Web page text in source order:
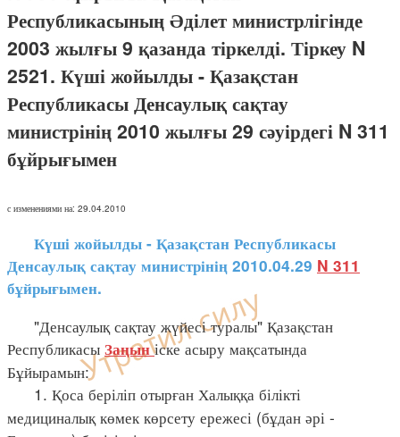
Республикасының Әділет министрлігінде
2003 жылғы 9 қазанда тіркелді. Тіркеу N
2521. Күші жойылды - Қазақстан
Республикасы Денсаулық сақтау
министрінің 2010 жылғы 29 сәуірдегі N 311
бұйрығымен
с изменениями на: 29.04.2010
Күші жойылды - Қазақстан Республикасы
Денсаулық сақтау министрінің 2010.04.29 N 311
бұйрығымен.
"Денсаулық сақтау жүйесі туралы" Қазақстан
Республикасы Заңыніске асыру мақсатында
Бұйырамын:
1. Қоса беріліп отырған Халыққа білікті
медициналық көмек көрсету ережесі (бұдан әрі -